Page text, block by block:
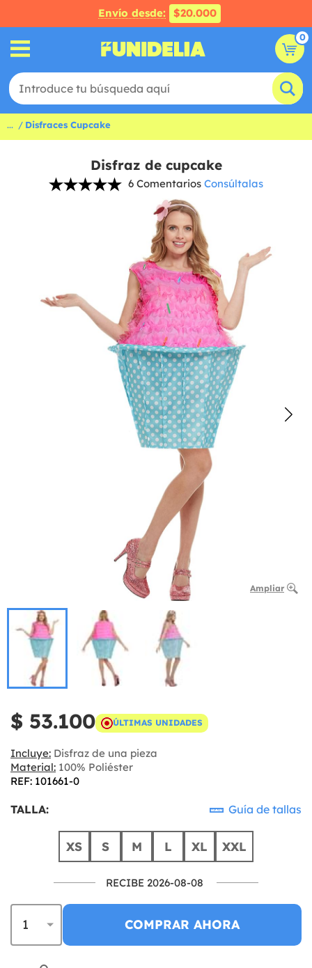
Envío desde: $20.000
0
... Disfraces Cupcake
Disfraz de cupcake
6 Comentarios Consúltalas
Ampliar
$ 53.100 ÚLTIMAS UNIDADES
Incluye: Disfraz de una pieza
Material: 100% Poliéster
REF: 101661-0
TALLA: Guía de tallas
XS S M L XL XXL
RECIBE 2026-08-08
COMPRAR AHORA